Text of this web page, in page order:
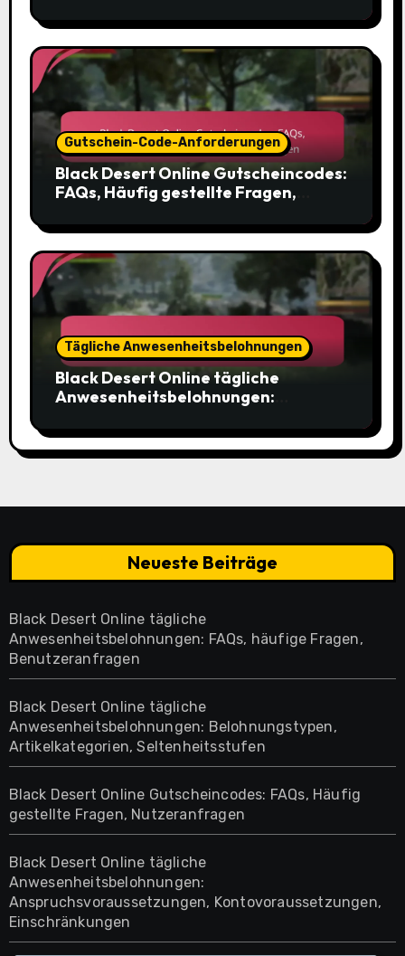
Seltenheitsstufen
Gutschein-Code-Anforderungen
Black Desert Online Gutscheincodes:
FAQs, Häufig gestellte Fragen,
Tägliche Anwesenheitsbelohnungen
Black Desert Online tägliche
Anwesenheitsbelohnungen:
Kontovoraussetzungen,
Einschränkungen
Neueste Beiträge
Black Desert Online tägliche
Anwesenheitsbelohnungen: FAQs, häufige Fragen,
Benutzeranfragen
Black Desert Online tägliche
Anwesenheitsbelohnungen: Belohnungstypen,
Artikelkategorien, Seltenheitsstufen
Black Desert Online Gutscheincodes: FAQs, Häufig
gestellte Fragen, Nutzeranfragen
Black Desert Online tägliche
Anwesenheitsbelohnungen:
Anspruchsvoraussetzungen, Kontovoraussetzungen,
Einschränkungen